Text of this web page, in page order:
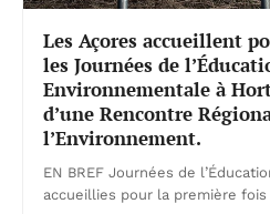
Les Açores accueillent
les Journées de
Environnementale à
d’une Rencontre
l’Environnement.
EN BREF Journées de
accueillies pour la première fois